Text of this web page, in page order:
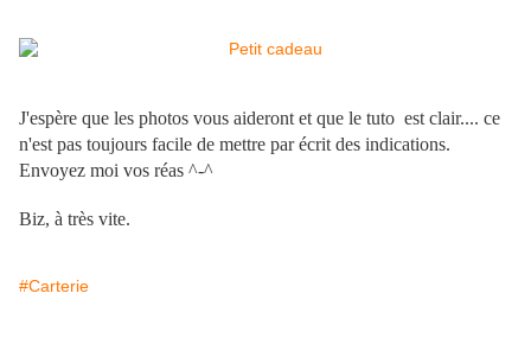
J'espère que les photos vous aideront et que le tuto est clair.... ce
n'est pas toujours facile de mettre par écrit des indications.
Envoyez moi vos réas ^-^
Biz, à très vite.
#Carterie